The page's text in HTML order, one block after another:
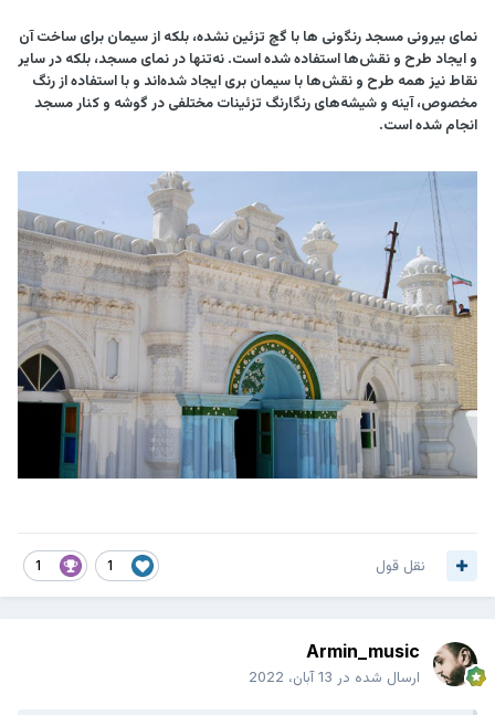
نمای بیرونی مسجد رنگونی ها با گچ تزئین نشده، بلکه از سیمان برای ساخت آن
و ایجاد طرح و نقش‌ها استفاده شده است. نه‌تنها در نمای مسجد، بلکه در سایر
نقاط نیز همه طرح و نقش‌ها با سیمان بری ایجاد شده‌اند و با استفاده از رنگ
مخصوص، آینه و شیشه‌های رنگارنگ تزئینات مختلفی در گوشه و کنار مسجد
انجام شده است.
نقل قول
Armin_music
ارسال شده در 13 آبان، 2022